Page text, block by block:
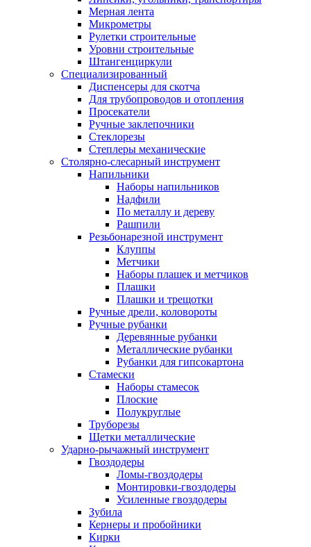
Мерная лента
Микрометры
Рулетки строительные
Уровни строительные
Штангенциркули
Специализированный
Диспенсеры для скотча
Для трубопроводов и отопления
Просекатели
Ручные заклепочники
Стеклорезы
Степлеры механические
Столярно-слесарный инструмент
Напильники
Наборы напильников
Надфили
По металлу и дереву
Рашпили
Резьбонарезной инструмент
Клуппы
Метчики
Наборы плашек и метчиков
Плашки
Плашки и трещотки
Ручные дрели, коловороты
Ручные рубанки
Деревянные рубанки
Металлические рубанки
Рубанки для гипсокартона
Стамески
Наборы стамесок
Плоские
Полукруглые
Труборезы
Щетки металлические
Ударно-рычажный инструмент
Гвоздодеры
Ломы-гвоздодеры
Монтировки-гвоздодеры
Усиленные гвоздодеры
Зубила
Кернеры и пробойники
Кирки